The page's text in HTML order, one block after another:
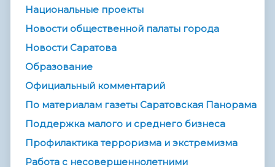
Национальные проекты
Новости общественной палаты города
Новости Саратова
Образование
Официальный комментарий
По материалам газеты Саратовская Панорама
Поддержка малого и среднего бизнеса
Профилактика терроризма и экстремизма
Работа с несовершеннолетними